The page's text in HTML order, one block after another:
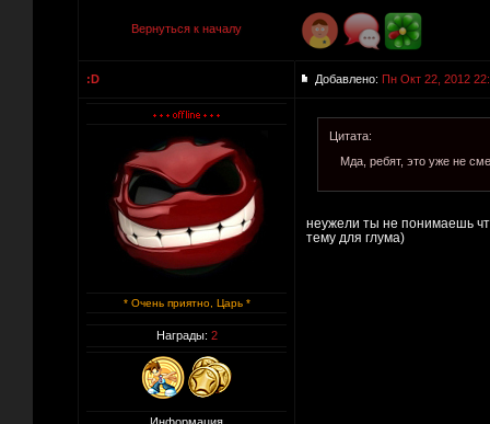
Вернуться к началу
:D Добавлено: Пн Окт 22, 2012
* Очень приятно, Царь *
Награды: 2
Цитата:
Мда, ребят, это уже не
неужели ты не понимаешь
тему для глума)